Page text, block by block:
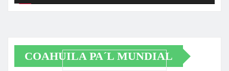
COAHUILA PA´L MUNDIAL